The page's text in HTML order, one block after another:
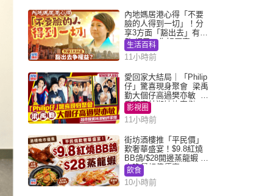
內地媽居港心得「不要
臉的人得到一切」！分
享3方面「豁出去」有著
數 網民：你好厲害
生活百科
11小時前
愛回家大結局｜「Philip
仔」驚喜現身聚會 梁禹
勤大個仔高過樊亦敏 超
乖黐實林淑敏許家傑
影視圈
11小時前
街坊酒樓推「平民價」
歎奢華盛宴！$9.8紅燒
BB鴿/$28開邊蒸龍蝦 3
大晚餐超值優惠
飲食
10小時前